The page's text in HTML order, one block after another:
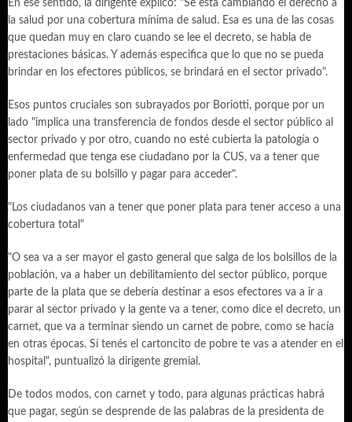
En ese sentido, la dirigente explicó: "Se está cambiando el derecho a
la salud por una cobertura mínima de salud. Esa es una de las cosas
que quedan muy en claro cuando se lee el decreto, se habla de
prestaciones básicas. Y además especifica que lo que no se pueda
brindar en los efectores públicos, se brindará en el sector privado".
Esos puntos cruciales son subrayados por Boriotti, porque por un
lado "implica una transferencia de fondos desde el sector público al
sector privado y por otro, cuando no esté cubierta la patología o
enfermedad que tenga ese ciudadano por la CUS, va a tener que
poner plata de su bolsillo y pagar para acceder".
"Los ciudadanos van a tener que poner plata para tener acceso a una
cobertura total"
"O sea va a ser mayor el gasto general que salga de los bolsillos de la
población, va a haber un debilitamiento del sector público, porque
parte de la plata que se debería destinar a esos efectores va a ir a
parar al sector privado y la gente va a tener, como dice el decreto, un
carnet, que va a terminar siendo un carnet de pobre, como se hacía
en otras épocas. Sí tenés el cartoncito de pobre te vas a atender en el
hospital", puntualizó la dirigente gremial.
De todos modos, con carnet y todo, para algunas prácticas habrá
que pagar, según se desprende de las palabras de la presidenta de